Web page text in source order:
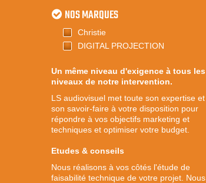
NOS MARQUES
Christie
DIGITAL PROJECTION
Un même niveau d'exigence à tous les
niveaux de notre intervention.
LS audiovisuel met toute son expertise et
son savoir-faire à votre disposition pour
répondre à vos objectifs marketing et
techniques et optimiser votre budget.
Etudes & conseils
Nous réalisons à vos côtés l'étude de
faisabilité technique de votre projet. Nous